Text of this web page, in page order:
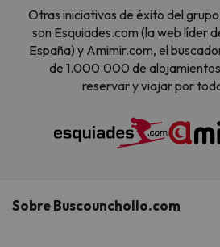
Otras iniciativas de éxito del
son Esquiades.com (la web líder
España) y Amimir.com, el
de 1.000.000 de
reservar y viajar por
Sobre Buscounchollo.com